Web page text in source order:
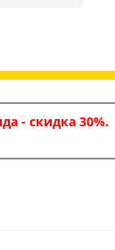
- скидка 30%.